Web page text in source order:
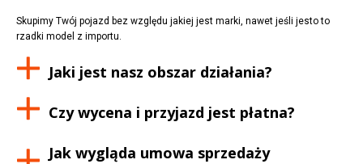
Skupimy Twój pojazd bez względu jakiej jest marki, nawet jeśli jesto to
rzadki model z importu.
Jaki jest nasz obszar działania?
Czy wycena i przyjazd jest płatna?
Jak wygląda umowa sprzedaży